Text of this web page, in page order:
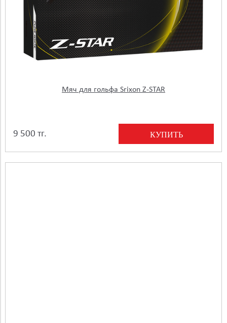
Мяч для гольфа Srixon Z-STAR
9 500 тг. КУПИТЬ